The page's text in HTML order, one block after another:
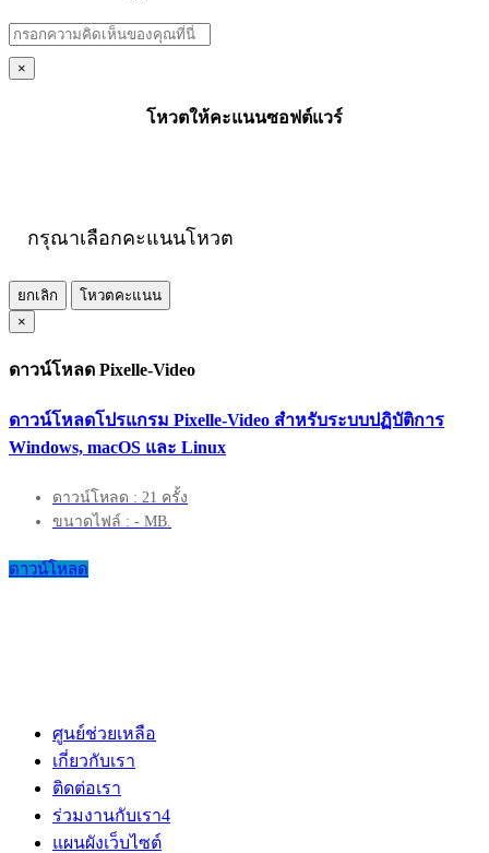
×
โหวตให้คะแนนซอฟต์แวร์
กรุณาเลือกคะแนนโหวต
ยกเลิก
โหวตคะแนน
×
ดาวน์โหลด Pixelle-Video
ดาวน์โหลดโปรแกรม Pixelle-Video สำหรับระบบปฏิบัติการ
Windows, macOS และ Linux
ดาวน์โหลด : 21 ครั้ง
ขนาดไฟล์ : - MB.
ดาวน์โหลด
ศูนย์ช่วยเหลือ
เกี่ยวกับเรา
ติดต่อเรา
ร่วมงานกับเรา4
แผนผังเว็บไซต์